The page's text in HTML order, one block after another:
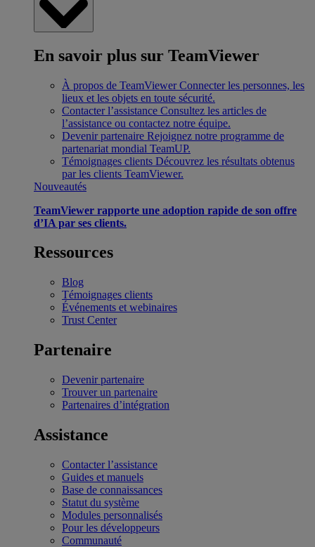
En savoir plus sur TeamViewer
À propos de TeamViewer Connecter les personnes, les
lieux et les objets en toute sécurité.
Contacter l’assistance Consultez les articles de
l’assistance ou contactez notre équipe.
Devenir partenaire Rejoignez notre programme de
partenariat mondial TeamUP.
Témoignages clients Découvrez les résultats obtenus
par les clients TeamViewer.
Nouveautés
TeamViewer rapporte une adoption rapide de son offre
d’IA par ses clients.
Ressources
Blog
Témoignages clients
Événements et webinaires
Trust Center
Partenaire
Devenir partenaire
Trouver un partenaire
Partenaires d’intégration
Assistance
Contacter l’assistance
Guides et manuels
Base de connaissances
Statut du système
Modules personnalisés
Pour les développeurs
Communauté